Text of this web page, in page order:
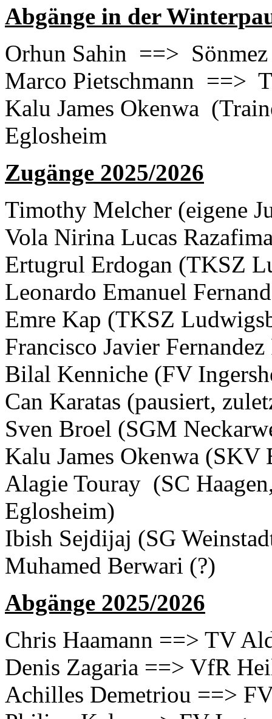
Abgänge in der
Orhun Sahin ==>
Marco Pietschmann ==>
Kalu James Okenwa
Eglosheim
Zugänge 2025/2026
Timothy Melcher (eigene
Vola Nirina Lucas
Ertugrul Erdogan (TKSZ
Leonardo Emanuel
Emre Kap (TKSZ
Francisco Javier
Bilal Kenniche (FV
Can Karatas (pausiert,
Sven Broel (SGM
Kalu James Okenwa
Alagie Touray (SC
Eglosheim)
Ibish Sejdijaj (SG
Muhamed Berwari (?)
Abgänge 2025/2026
Chris Haamann ==> TV
Denis Zagaria ==> VfR
Achilles Demetriou ==>